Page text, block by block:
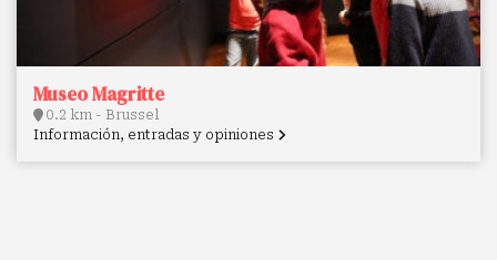
Museo Magritte
0.2 km - Brussel
Información, entradas y opiniones